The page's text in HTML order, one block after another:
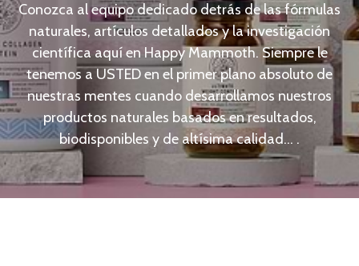
Conozca al equipo dedicado detrás de las fórmulas
naturales, artículos detallados y la investigación
científica aquí en Happy Mammoth. Siempre le
tenemos a USTED en el primer plano absoluto de
nuestras mentes cuando desarrollamos nuestros
productos naturales basados en resultados,
biodisponibles y de altísima calidad... .